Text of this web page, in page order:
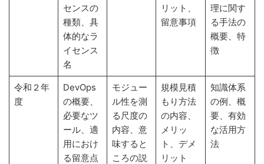
センスの
種類、具
体的なラ
イセンス
名
リット、
留意事項
理に関す
る手法の
概要、特
徴
令和２年
度
DevOps
の概要、
必要なツ
ール、適
用におけ
る留意点
モジュー
ル性を測
る尺度の
内容、意
味すると
ころの説
規模見積
もり方法
の内容、
メリッ
ト、デメ
リット
知識体系
の例、概
要、有効
な活用方
法